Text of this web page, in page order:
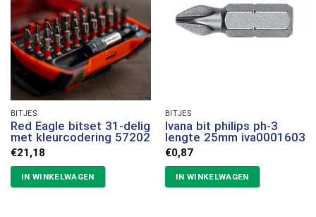
BITJES
Red Eagle bitset 31-delig
met kleurcodering 57202
€21,18
IN WINKELWAGEN
BITJES
Ivana bit philips ph-3
lengte 25mm iva0001603
€0,87
IN WINKELWAGEN